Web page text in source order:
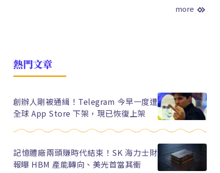
more
熱門文章
創辦人剛被通緝！Telegram 今早一度遭
全球 App Store 下架，現已恢復上架
記憶體廠兩頭賺時代結束！SK 海力士財
報曝 HBM 產能轉向、美光首當其衝